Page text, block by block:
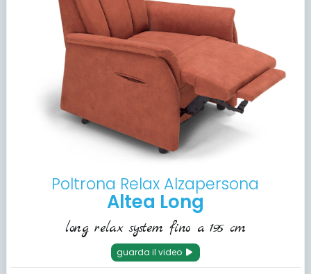
Poltrona Relax Alzapersona
Altea Long
long relax system fino a 195 cm
guarda il video